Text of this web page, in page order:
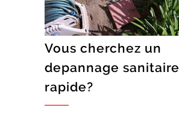
Vous cherchez un
depannage sanitaire
rapide?